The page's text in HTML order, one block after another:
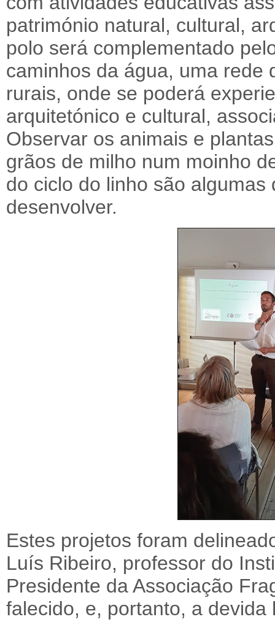
património natural, cultural,
polo será complementado
caminhos da água, uma rede
rurais, onde se poderá
arquitetónico e cultural,
Observar os animais e
grãos de milho num moinho
do ciclo do linho são
desenvolver.
Estes projetos foram
Luís Ribeiro, professor do
Presidente da Associação
falecido, e, portanto, a devida